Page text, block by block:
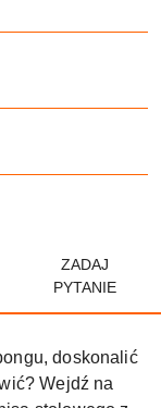
ZADAJ
PYTANIE
doskonalić
Wejdź na